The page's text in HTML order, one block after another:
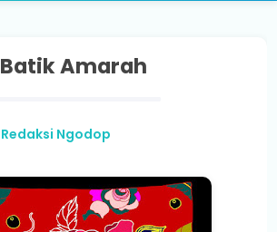
Batik Amarah
Redaksi Ngodop